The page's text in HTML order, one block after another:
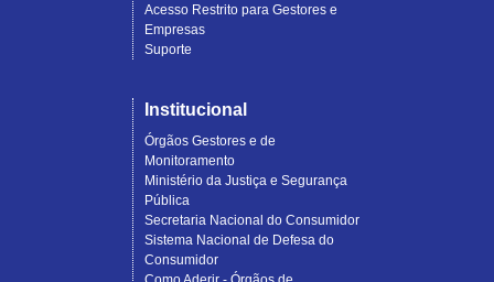
Acesso Restrito para Gestores e
Empresas
Suporte
Institucional
Órgãos Gestores e de
Monitoramento
Ministério da Justiça e Segurança
Pública
Secretaria Nacional do Consumidor
Sistema Nacional de Defesa do
Consumidor